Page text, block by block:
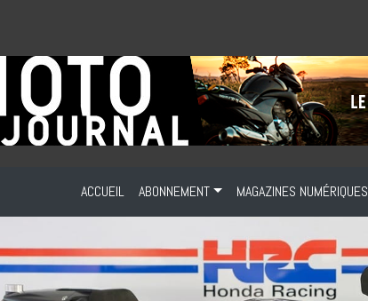
ACCUEIL ABONNEMENT MAGAZINES NUMÉRIQUES